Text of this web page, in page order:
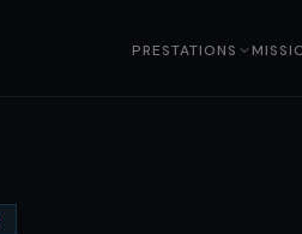
PRESTATIONS